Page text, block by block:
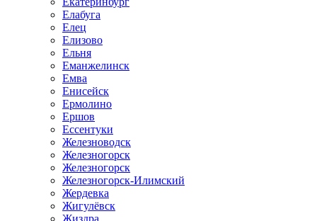
Елабуга
Елец
Елизово
Ельня
Еманжелинск
Емва
Енисейск
Ермолино
Ершов
Ессентуки
Железноводск
Железногорск
Железногорск
Железногорск-Илимский
Жердевка
Жигулёвск
Жиздра